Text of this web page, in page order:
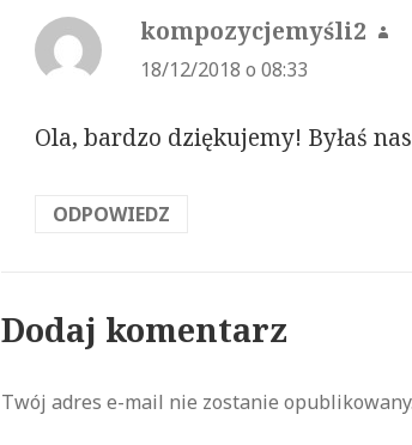
kompozycjemyśli2
18/12/2018 o 08:33
Ola, bardzo dziękujemy! Byłaś
ODPOWIEDZ
Dodaj komentarz
Twój adres e-mail nie zostanie opublikowany.